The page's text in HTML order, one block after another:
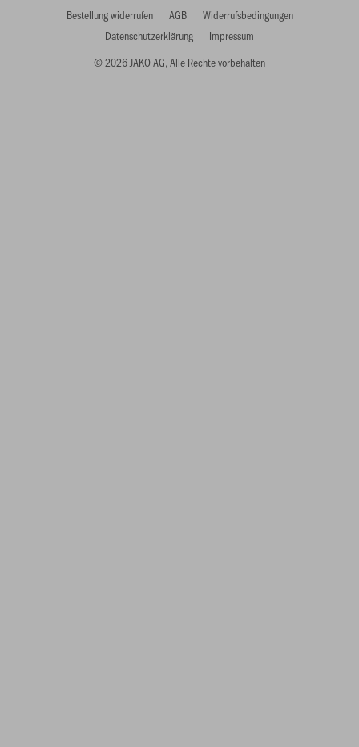
© 2026 JAKO AG, Alle Rechte vorbehalten
Bestellung widerrufen AGB
Widerrufsbedingungen
Datenschutzerklärung
Impressum